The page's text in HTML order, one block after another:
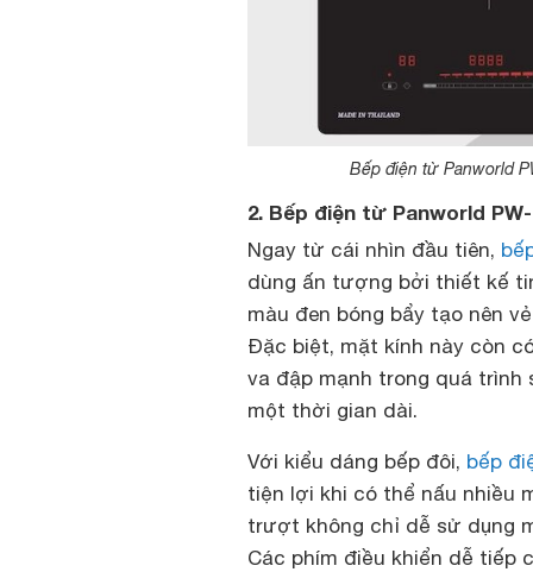
Bếp điện từ Panworld
2. Bếp điện từ Panworld
Ngay từ cái nhìn đầu tiên,
dùng ấn tượng bởi thiết kế
màu đen bóng bẩy tạo nên
Đặc biệt, mặt kính này còn
va đập mạnh trong quá
một thời gian dài.
Với kiểu dáng bếp đôi, bếp
tiện lợi khi có thể nấu nhiều
trượt không chỉ dễ sử dụng
Các phím điều khiển dễ tiếp